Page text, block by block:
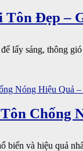
Đẹp –
lấy sáng, thông
Chống
biến và hiệu quả